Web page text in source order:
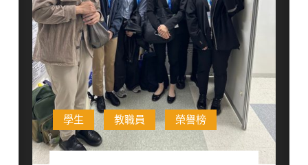
屆
有
庠
科
技
講
座」
殊
榮！
學生 教職員 榮譽榜